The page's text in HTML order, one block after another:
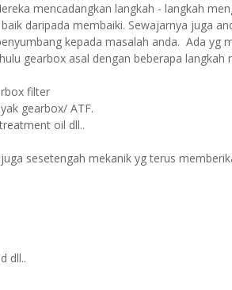
mencadangkan langkah - langkah
daripada membaiki. Sewajarnya juga
kepada masalah anda. Ada yg
gearbox asal dengan beberapa langkah
filter
gearbox/ ATF.
oil dll..
sesetengah mekanik yg terus
dll..